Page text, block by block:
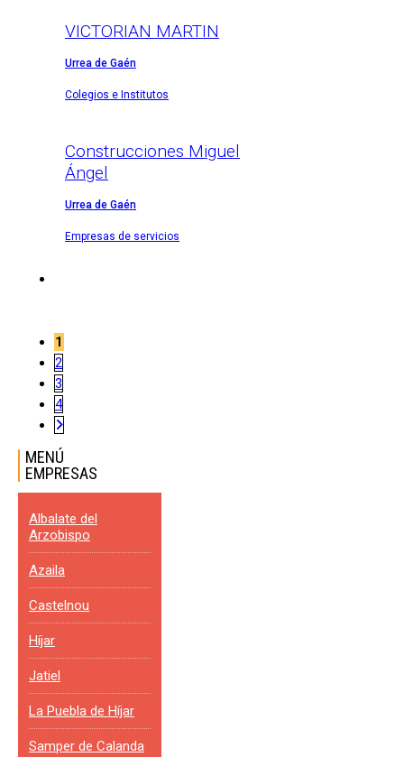
VICTORIAN MARTIN
Urrea de Gaén
Colegios e Institutos
Construcciones Miguel
Ángel
Urrea de Gaén
Empresas de servicios
1
2
3
4
MENÚ
EMPRESAS
Albalate del
Arzobispo
Azaila
Castelnou
Híjar
Jatiel
La Puebla de Híjar
Samper de Calanda